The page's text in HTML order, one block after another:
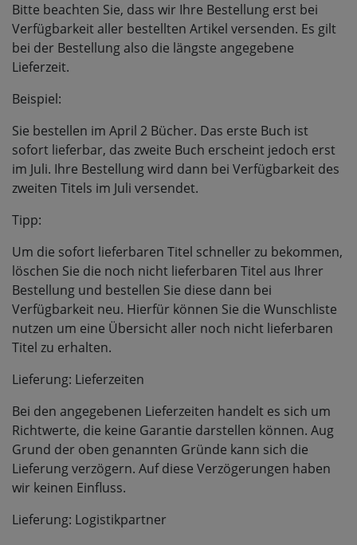
Bitte beachten Sie, dass wir Ihre Bestellung erst bei
Verfügbarkeit aller bestellten Artikel versenden. Es gilt
bei der Bestellung also die längste angegebene
Lieferzeit.
Beispiel:
Sie bestellen im April 2 Bücher. Das erste Buch ist
sofort lieferbar, das zweite Buch erscheint jedoch erst
im Juli. Ihre Bestellung wird dann bei Verfügbarkeit des
zweiten Titels im Juli versendet.
Tipp:
Um die sofort lieferbaren Titel schneller zu bekommen,
löschen Sie die noch nicht lieferbaren Titel aus Ihrer
Bestellung und bestellen Sie diese dann bei
Verfügbarkeit neu. Hierfür können Sie die Wunschliste
nutzen um eine Übersicht aller noch nicht lieferbaren
Titel zu erhalten.
Lieferung: Lieferzeiten
Bei den angegebenen Lieferzeiten handelt es sich um
Richtwerte, die keine Garantie darstellen können. Aug
Grund der oben genannten Gründe kann sich die
Lieferung verzögern. Auf diese Verzögerungen haben
wir keinen Einfluss.
Lieferung: Logistikpartner